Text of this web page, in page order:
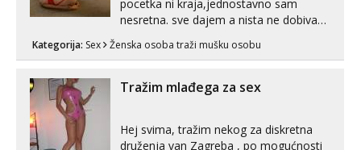
pocetka ni kraja,jednostavno sam
nesretna. sve dajem a nista ne dobivam
zadovoljiti moje potrebe,ne trazim puno
volim njezan seks i njezne poljupce po
tijelu koji me jako pale,obozavam kad
Kategorija: Sex Ženska osoba traži mušku osobu
Tražim mlađega za sex
Hej svima, tražim nekog za diskretna
druženja van Zagreba , po mogućnosti